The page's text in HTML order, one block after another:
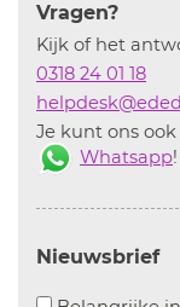
Vragen?
Kijk of het
0318 24 01 18
Je kunt ons
Whatsapp!
Nieuwsbrief